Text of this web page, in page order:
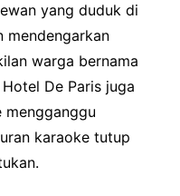
yang duduk di
mendengarkan
warga bernama
De Paris juga
mengganggu
karaoke tutup